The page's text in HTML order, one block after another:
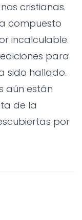
cristianas.
compuesto
incalculable.
para
sido hallado.
aún están
de la
por